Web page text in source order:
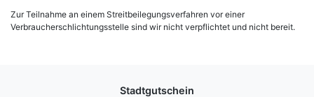
Zur Teilnahme an einem Streitbeilegungsverfahren vor einer
Verbraucherschlichtungsstelle sind wir nicht verpflichtet und nicht bereit.
Stadtgutschein